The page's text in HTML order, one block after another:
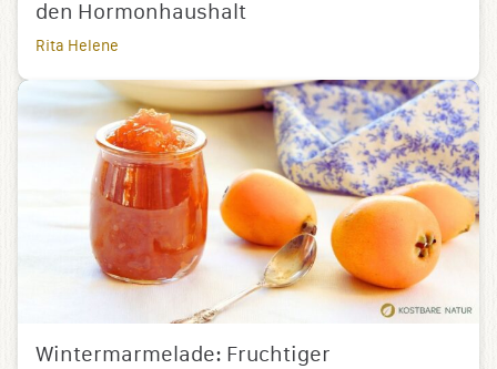
den Hormonhaushalt
Rita Helene
Wintermarmelade: Fruchtiger